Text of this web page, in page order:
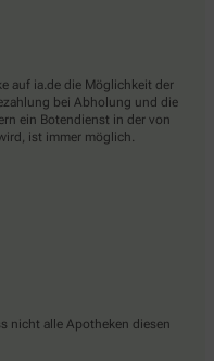
auf ia.de die Möglichkeit der
bei Abholung und die
ein Botendienst in der von
ist immer möglich.
nicht alle Apotheken diesen